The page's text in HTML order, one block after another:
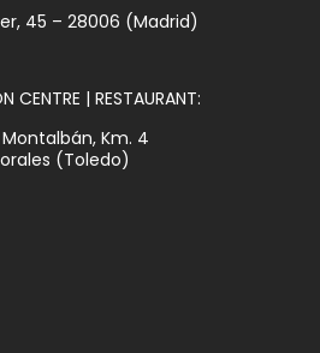
45 – 28006 (Madrid)
CENTRE | RESTAURANT:
Km. 4
(Toledo)